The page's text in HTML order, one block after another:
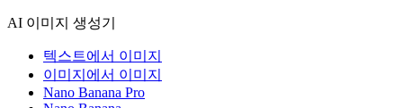
AI 이미지 생성기
텍스트에서 이미지
이미지에서 이미지
Nano Banana Pro